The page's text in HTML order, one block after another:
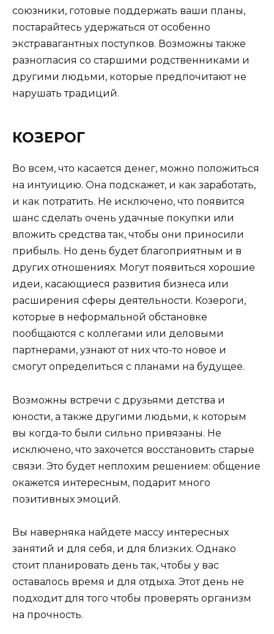
союзники, готовые поддержать ваши планы,
постарайтесь удержаться от особенно
экстравагантных поступков. Возможны также
разногласия со старшими родственниками и
другими людьми, которые предпочитают не
нарушать традиций.
КОЗЕРОГ
Во всем, что касается денег, можно положиться
на интуицию. Она подскажет, и как заработать,
и как потратить. Не исключено, что появится
шанс сделать очень удачные покупки или
вложить средства так, чтобы они приносили
прибыль. Но день будет благоприятным и в
других отношениях. Могут появиться хорошие
идеи, касающиеся развития бизнеса или
расширения сферы деятельности. Козероги,
которые в неформальной обстановке
пообщаются с коллегами или деловыми
партнерами, узнают от них что-то новое и
смогут определиться с планами на будущее.
Возможны встречи с друзьями детства и
юности, а также другими людьми, к которым
вы когда-то были сильно привязаны. Не
исключено, что захочется восстановить старые
связи. Это будет неплохим решением: общение
окажется интересным, подарит много
позитивных эмоций.
Вы наверняка найдете массу интересных
занятий и для себя, и для близких. Однако
стоит планировать день так, чтобы у вас
оставалось время и для отдыха. Этот день не
подходит для того чтобы проверять организм
на прочность.